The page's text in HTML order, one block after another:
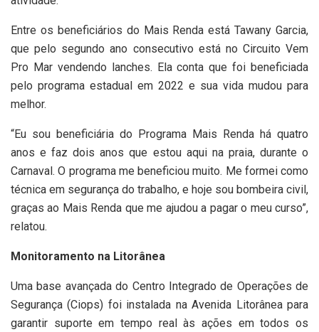
Entre os beneficiários do Mais Renda está Tawany Garcia,
que pelo segundo ano consecutivo está no Circuito Vem
Pro Mar vendendo lanches. Ela conta que foi beneficiada
pelo programa estadual em 2022 e sua vida mudou para
melhor.
“Eu sou beneficiária do Programa Mais Renda há quatro
anos e faz dois anos que estou aqui na praia, durante o
Carnaval. O programa me beneficiou muito. Me formei como
técnica em segurança do trabalho, e hoje sou bombeira civil,
graças ao Mais Renda que me ajudou a pagar o meu curso”,
relatou.
Monitoramento na Litorânea
Uma base avançada do Centro Integrado de Operações de
Segurança (Ciops) foi instalada na Avenida Litorânea para
garantir suporte em tempo real às ações em todos os